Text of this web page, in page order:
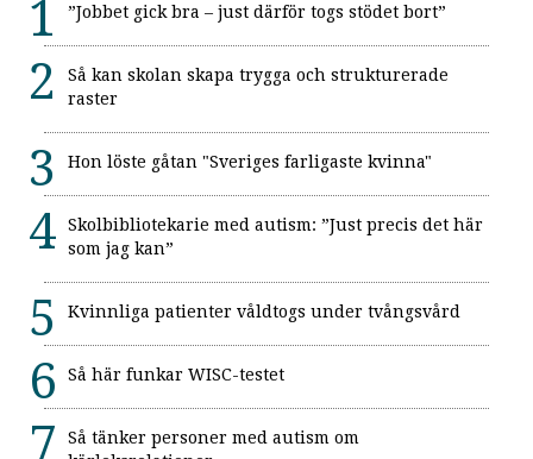
”Jobbet gick bra – just därför togs stödet bort”
Så kan skolan skapa trygga och strukturerade
raster
Hon löste gåtan "Sveriges farligaste kvinna"
Skolbibliotekarie med autism: ”Just precis det här
som jag kan”
Kvinnliga patienter våldtogs under tvångsvård
Så här funkar WISC-testet
Så tänker personer med autism om